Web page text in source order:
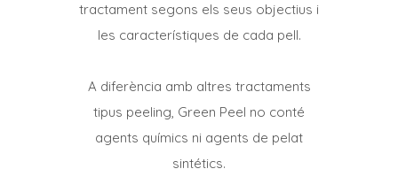
tractament segons els seus objectius i
les característiques de cada pell.
A diferència amb altres tractaments
tipus peeling, Green Peel no conté
agents químics ni agents de pelat
sintétics.